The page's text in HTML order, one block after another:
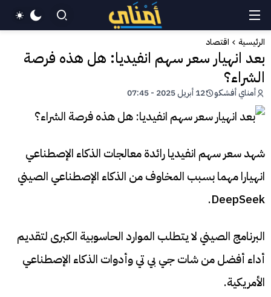
الرئيسية اقتصاد
بعد انهيار سعر سهم انفيديا: هل هذه فرصة
الشراء؟
أمناي أفشكو 12 أبريل 2025 - 07:45
شهد سعر سهم انفيديا رائدة معالجات الذكاء الإصطناعي
انهيارا مهما بسبب المخاوف من الذكاء الإصطناعي الصيني
DeepSeek.
البرنامج الصيني لا يتطلب الموارد الحاسوبية الكبرى لتقديم
أداء أفضل من شات جي بي تي وأدوات الذكاء الإصطناعي
الأمريكية.